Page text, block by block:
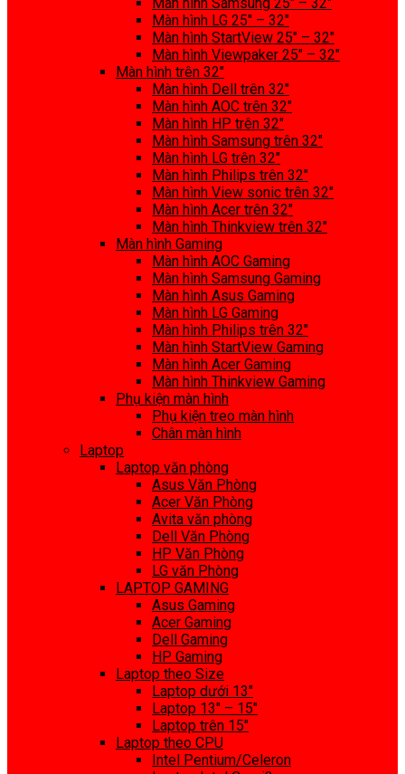
Màn hình LG 25″ – 32″
Màn hình StartView 25″ – 32″
Màn hình Viewpaker 25″ – 32″
Màn hình trên 32″
Màn hình Dell trên 32″
Màn hình AOC trên 32″
Màn hình HP trên 32″
Màn hình Samsung trên 32″
Màn hình LG trên 32″
Màn hình Philips trên 32″
Màn hình View sonic trên 32″
Màn hình Acer trên 32″
Màn hình Thinkview trên 32″
Màn hình Gaming
Màn hình AOC Gaming
Màn hình Samsung Gaming
Màn hình Asus Gaming
Màn hình LG Gaming
Màn hình Philips trên 32″
Màn hình StartView Gaming
Màn hình Acer Gaming
Màn hình Thinkview Gaming
Phụ kiện màn hình
Phụ kiện treo màn hình
Chân màn hình
Laptop
Laptop văn phòng
Asus Văn Phòng
Acer Văn Phòng
Avita văn phòng
Dell Văn Phòng
HP Văn Phòng
LG văn Phòng
LAPTOP GAMING
Asus Gaming
Acer Gaming
Dell Gaming
HP Gaming
Laptop theo Size
Laptop dưới 13″
Laptop 13″ – 15″
Laptop trên 15″
Laptop theo CPU
Intel Pentium/Celeron